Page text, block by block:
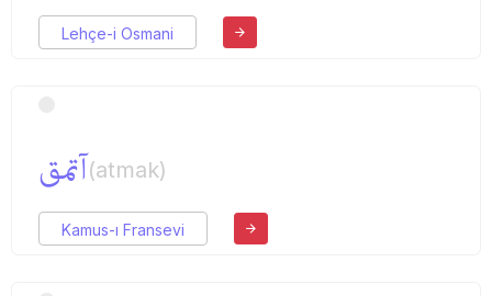
Lehçe-i Osmani
آتمق(atmak)
Kamus-ı Fransevi